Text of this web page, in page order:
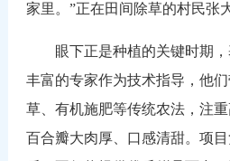
家里。”正在田间除草的村民张
眼下正是种植的关键时期，
丰富的专家作为技术指导，他
草、有机施肥等传统农法，注
百合瓣大肉厚、口感清甜。项